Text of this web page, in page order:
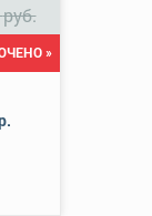
руб.
»